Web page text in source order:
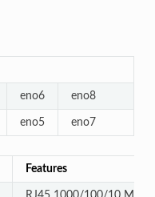
eno6 eno8
eno5 eno7
Features